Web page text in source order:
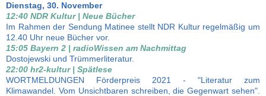
Dienstag, 30. November
12:40 NDR Kultur | Neue Bücher
Im Rahmen der Sendung Matinee stellt NDR Kultur regelmäßig um
12.40 Uhr neue Bücher vor.
15:05 Bayern 2 | radioWissen am Nachmittag
Dostojewski und Trümmerliteratur.
22:00 hr2-kultur | Spätlese
WORTMELDUNGEN Förderpreis 2021 - "Literatur zum
Klimawandel. Vom Unsichtbaren schreiben, die Gegenwart sehen".